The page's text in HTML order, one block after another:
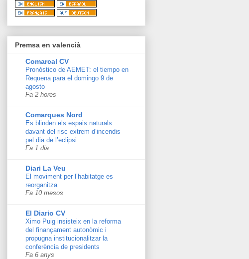
Premsa en valencià
Comarcal CV
Pronóstico de AEMET: el tiempo en
Requena para el domingo 9 de
agosto
Fa 2 hores
Comarques Nord
Es blinden els espais naturals
davant del risc extrem d’incendis
pel dia de l’eclipsi
Fa 1 dia
Diari La Veu
El moviment per l’habitatge es
reorganitza
Fa 10 mesos
El Diario CV
Ximo Puig insisteix en la reforma
del finançament autonòmic i
propugna institucionalitzar la
conferència de presidents
Fa 6 anys